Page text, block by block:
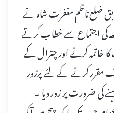
ضلع ناظم مغفرت شاہ نے
کی اجتماع سے خطاب کرتے
خاتمہ کرنے اور چترال کے
کرنے کے لئے پرزور
کی ضرورت پر زور دیا ۔